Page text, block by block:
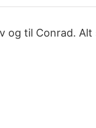
og til Conrad.